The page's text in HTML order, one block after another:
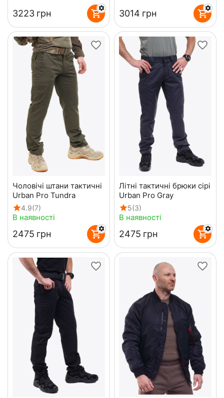
‍3223‍ грн ‍3014‍ грн
Чоловічі штани тактичні
Urban Pro Tundra
4.9(7)
В наявності
‍2475‍ грн
Літні тактичні брюки сірі
Urban Pro Gray
5(3)
В наявності
‍2475‍ грн